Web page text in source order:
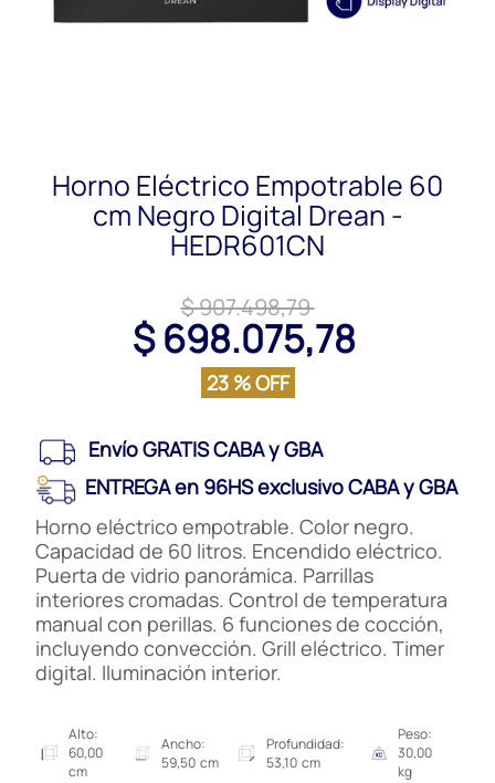
Horno Eléctrico Empotrable 60
cm Negro Digital Drean -
HEDR601CN
$ 907.498,79
$ 698.075,78
23 % OFF
Envío GRATIS CABA y GBA
ENTREGA en 96HS exclusivo CABA y GBA
Horno eléctrico empotrable. Color negro.
Capacidad de 60 litros. Encendido eléctrico.
Puerta de vidrio panorámica. Parrillas
interiores cromadas. Control de temperatura
manual con perillas. 6 funciones de cocción,
incluyendo convección. Grill eléctrico. Timer
digital. Iluminación interior.
Alto:
60,00
cm
Ancho:
59,50 cm
Profundidad:
53,10 cm
Peso:
30,00
kg